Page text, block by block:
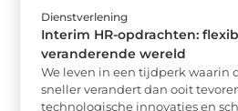
Dienstverlening
Interim HR-opdrachten:
veranderende wereld
We leven in een tijdperk waarin
sneller verandert dan ooit
technologische innovaties en